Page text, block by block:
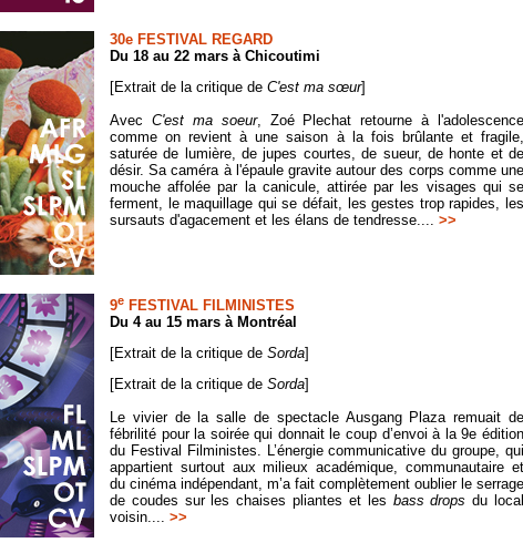
30e FESTIVAL REGARD
Du 18 au 22 mars à Chicoutimi
[Extrait de la critique de C'est ma sœur]
Avec C'est ma soeur, Zoé Plechat retourne à l'adolescence
comme on revient à une saison à la fois brûlante et fragile,
saturée de lumière, de jupes courtes, de sueur, de honte et de
désir. Sa caméra à l'épaule gravite autour des corps comme une
mouche affolée par la canicule, attirée par les visages qui se
ferment, le maquillage qui se défait, les gestes trop rapides, les
sursauts d'agacement et les élans de tendresse.... >>
9e FESTIVAL FILMINISTES
Du 4 au 15 mars à Montréal
[Extrait de la critique de Sorda]
[Extrait de la critique de Sorda]
Le vivier de la salle de spectacle Ausgang Plaza remuait de
fébrilité pour la soirée qui donnait le coup d’envoi à la 9e édition
du Festival Filministes. L’énergie communicative du groupe, qui
appartient surtout aux milieux académique, communautaire et
du cinéma indépendant, m’a fait complètement oublier le serrage
de coudes sur les chaises pliantes et les bass dropsdu
voisin.... >>